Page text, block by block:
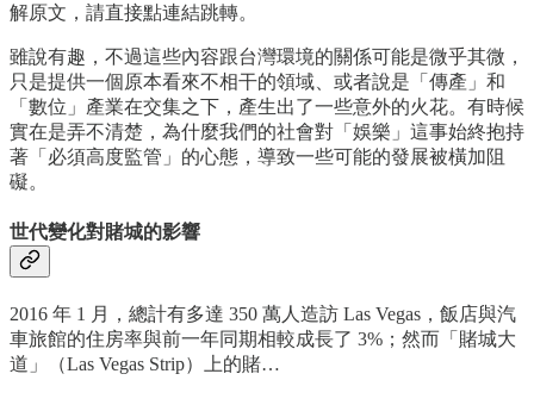
解原文，請直接點連結跳轉。
雖說有趣，不過這些內容跟台灣環境的關係可能是微乎其微，
只是提供一個原本看來不相干的領域、或者說是「傳產」和
「數位」產業在交集之下，產生出了一些意外的火花。有時候
實在是弄不清楚，為什麼我們的社會對「娛樂」這事始終抱持
著「必須高度監管」的心態，導致一些可能的發展被橫加阻
礙。
世代變化對賭城的影響
2016 年 1 月，總計有多達 350 萬人造訪 Las Vegas，飯店與汽
車旅館的住房率與前一年同期相較成長了 3%；然而「賭城大
道」（Las Vegas Strip）上的賭…